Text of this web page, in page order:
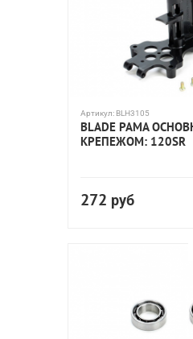
Артикул: BLH3105
BLADE РАМА
КРЕПЕЖОМ: 120SR
272 руб